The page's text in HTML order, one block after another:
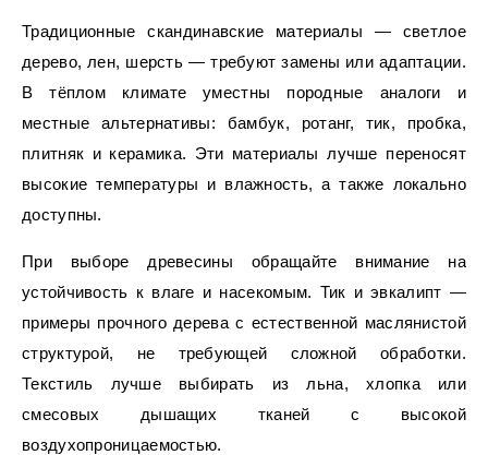
Традиционные скандинавские материалы — светлое
дерево, лен, шерсть — требуют замены или адаптации.
В тёплом климате уместны породные аналоги и
местные альтернативы: бамбук, ротанг, тик, пробка,
плитняк и керамика. Эти материалы лучше переносят
высокие температуры и влажность, а также локально
доступны.
При выборе древесины обращайте внимание на
устойчивость к влаге и насекомым. Тик и эвкалипт —
примеры прочного дерева с естественной маслянистой
структурой, не требующей сложной обработки.
Текстиль лучше выбирать из льна, хлопка или
смесовых дышащих тканей с высокой
воздухопроницаемостью.